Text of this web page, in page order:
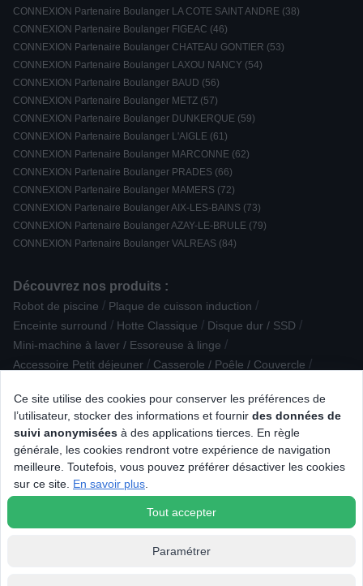
Ce site utilise des cookies pour conserver les préférences de
l’utilisateur, stocker des informations et fournir des données de
suivi anonymisées à des applications tierces. En règle
générale, les cookies rendront votre expérience de navigation
meilleure. Toutefois, vous pouvez préférer désactiver les cookies
sur ce site. En savoir plus
Tout accepter
Paramétrer
CONNEXION Partenaire Boulanger LA COTE SAINT ANDRE (38)
CONNEXION Partenaire Boulanger FIGEAC (46)
CONNEXION Partenaire Boulanger CHATEAU GONTIER (53)
CONNEXION Partenaire Boulanger LAXOU NANCY (54)
CONNEXION Partenaire Boulanger BAUD (56)
CONNEXION Partenaire Boulanger METZ (57)
CONNEXION Partenaire Boulanger DUNKERQUE (59)
CONNEXION Partenaire Boulanger L'AIGLE (61)
CONNEXION Partenaire Boulanger MARCONNE (62)
CONNEXION Partenaire Boulanger PRADES (66)
CONNEXION Partenaire Boulanger MAMERS (72)
CONNEXION Partenaire Boulanger AIX-LES-BAINS (73)
CONNEXION Partenaire Boulanger AZAY-LE-BRULE (79)
CONNEXION Partenaire Boulanger VALREAS (84)
Découvrez nos produits :
Robot de piscine / Plaque de cuisson induction /
Enceinte surround / Hotte Classique / Disque dur / SSD /
Mini-machine à laver / Essoreuse à linge /
Accessoire Petit déjeuner / Casserole / Poêle / Couvercle /
Aide médicale / Casque sans fil intra-auriculaire /
Baladeur / iPod / lecteur MP3 - vidéo / Dictaphone
Extracteur de jus Chocolatière / mousseur à lait
Robot Tondeuse Connectique multimedia / Accessoire photo /
GSM / Enceinte / Soin visage
/ Réfrigérateur intégrable / MacBook